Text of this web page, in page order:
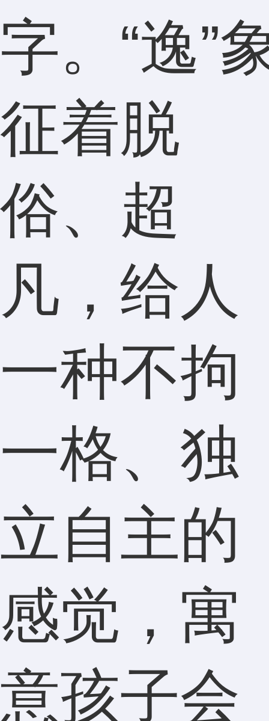
字。“逸”
征着脱
俗、超
凡，给人
一种不拘
一格、独
立自主的
感觉，寓
意孩子会